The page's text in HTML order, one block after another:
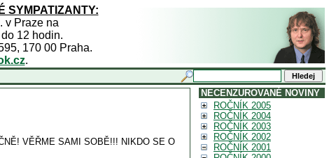
SYMPATIZANTY:
v Praze na
12 hodin.
170 00 Praha.
.
VĚŘME SAMI SOBĚ!!! NIKDO SE O
NECENZUROVANÉ NOVINY
ROČNÍK 2005
ROČNÍK 2004
ROČNÍK 2003
ROČNÍK 2002
ROČNÍK 2001